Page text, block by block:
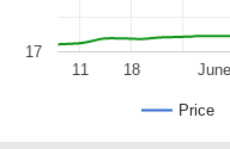
Price
11 18
17